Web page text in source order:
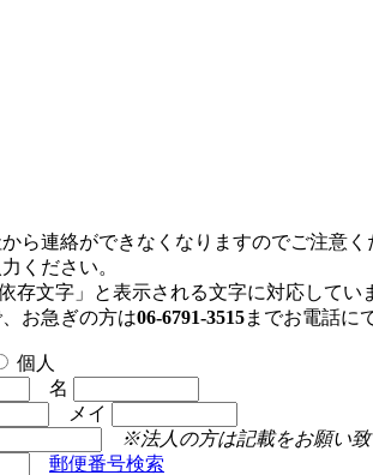
ら連絡ができなくなりますのでご注意く
ください。
存文字」と表示される文字に対応してい
お急ぎの方は06-6791-3515までお電話に
個人
名
メイ
※法人の方は記載をお願い致
郵便番号検索